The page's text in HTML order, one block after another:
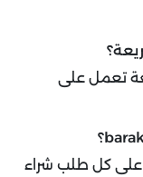
تعمل على
يُمكنك استخدام كوبون خصم barakat على كل طلب شراء